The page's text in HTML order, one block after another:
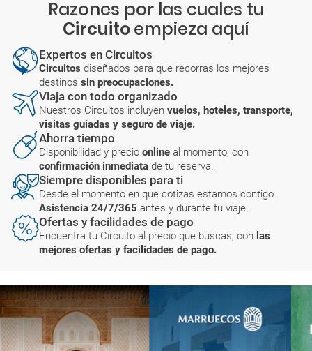
Razones por las cuales tu
Circuitoempieza aquí
Expertos en Circuitos
Circuitos diseñados para que recorras los mejores
destinos sin preocupaciones.
Viaja con todo organizado
Nuestros Circuitos incluyen vuelos, hoteles, transporte,
visitas guiadas y seguro de viaje.
Ahorra tiempo
Disponibilidad y precio online al momento, con
confirmación inmediata de tu reserva.
Siempre disponibles para ti
Desde el momento en que cotizas estamos contigo.
Asistencia 24/7/365 antes y durante tu viaje.
Ofertas y facilidades de pago
Encuentra tu Circuito al precio que buscas, con las
mejores ofertas y facilidades de pago.